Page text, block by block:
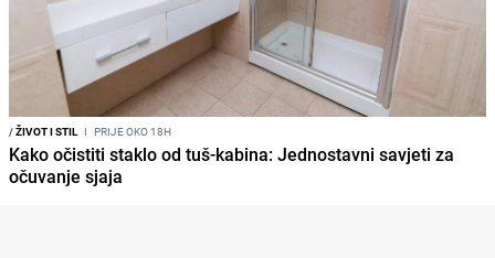
/ŽIVOT I STIL I PRIJE OKO 18H
Kako očistiti staklo od tuš-kabina: Jednostavni savjeti za
očuvanje sjaja